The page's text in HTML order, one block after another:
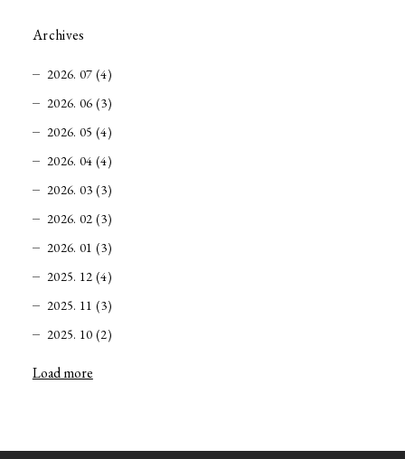
Archives
2026. 07 (4)
2026. 06 (3)
2026. 05 (4)
2026. 04 (4)
2026. 03 (3)
2026. 02 (3)
2026. 01 (3)
2025. 12 (4)
2025. 11 (3)
2025. 10 (2)
Load more